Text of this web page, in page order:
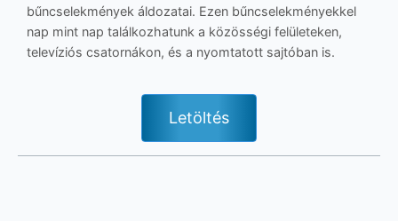
bűncselekmények áldozatai. Ezen bűncselekményekkel
nap mint nap találkozhatunk a közösségi felületeken,
televíziós csatornákon, és a nyomtatott sajtóban is.
Letöltés